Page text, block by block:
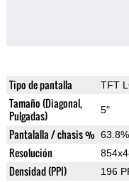
Tipo de pantalla TFT
Tamaño (Diagonal,
Pulgadas)
5"
Pantalalla / chasis % 63.8%
Resolución
Densidad (PPI) 196